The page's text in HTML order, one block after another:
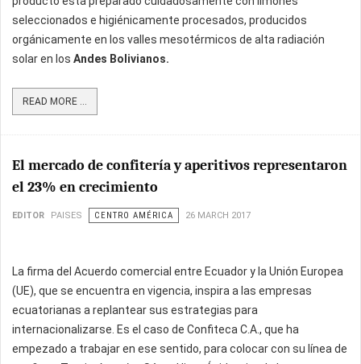
seleccionados e higiénicamente procesados, producidos
orgánicamente en los valles mesotérmicos de alta radiación
solar en los Andes Bolivianos.
READ MORE ...
El mercado de confitería y aperitivos representaron
el 23% en crecimiento
EDITOR PAISES CENTRO AMÉRICA 26 MARCH 2017
La firma del Acuerdo comercial entre Ecuador y la Unión Europea
(UE), que se encuentra en vigencia, inspira a las empresas
ecuatorianas a replantear sus estrategias para
internacionalizarse. Es el caso de Confiteca C.A., que ha
empezado a trabajar en ese sentido, para colocar con su línea de